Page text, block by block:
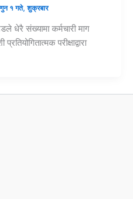
१ गते, शुक्रबार
धेरै संख्यामा कर्मचारी माग
परीक्षाद्वारा